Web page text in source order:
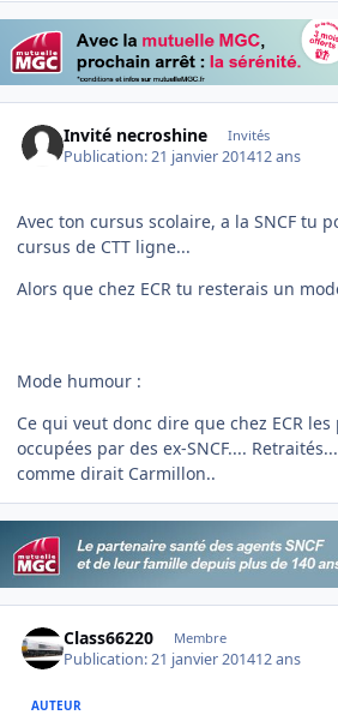
Invité necroshine Invités
Publication:21 janvier 201412 ans
Avec ton cursus scolaire, a la SNCF tu
cursus de CTT ligne...
Alors que chez ECR tu resterais un
Mode humour :
Ce qui veut donc dire que chez ECR
occupées par des ex-SNCF....
comme dirait Carmillon..
Class66220 Membre
Publication:21 janvier 201412 ans
AUTEUR